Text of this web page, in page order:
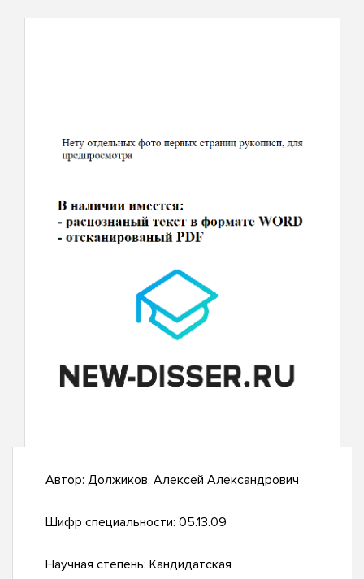
Автор: Должиков, Алексей Александрович
Шифр специальности: 05.13.09
Научная степень: Кандидатская